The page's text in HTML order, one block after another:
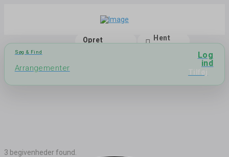
Opret
Hent
Søg & Find
Arrangementer
Log
ind
3 begivenheder found.